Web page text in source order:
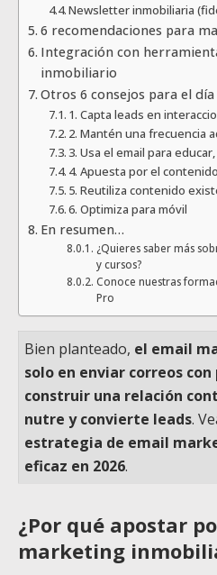
Newsletter inmobiliaria
6 recomendaciones para
Integración con
inmobiliario
Otros 6 consejos para el
1. Capta leads en
2. Mantén una frecuencia
3. Usa el email para
4. Apuesta por el
5. Reutiliza contenido
6. Optimiza para móvil
En resumen…
¿Quieres saber más
y cursos?
Conoce nuestras
Pro
Bien planteado, el email
solo en enviar correos
construir una relación
nutre y convierte leads.
estrategia de email
eficaz en 2026.
¿Por qué apostar
marketing